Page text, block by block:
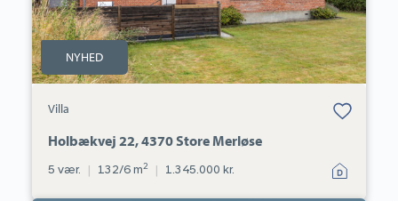
NYHED
Villa
Bolig er gemt
under dine
Holbækvej 22, 4370 Store Merløse
5 vær. | 132/6 m2 | 1.345.000 kr.